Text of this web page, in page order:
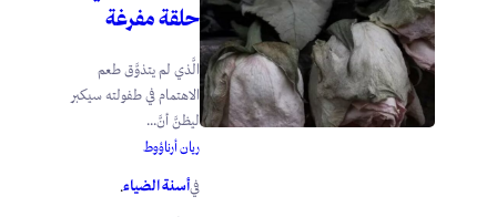
حلقة مفرغة
الَّذي لم يتذوَّق طعم
الاهتمام في طفولته سيكبر
ليظنَّ أنَّ...
ريان أرناؤوط
فيأسنة الضياء.